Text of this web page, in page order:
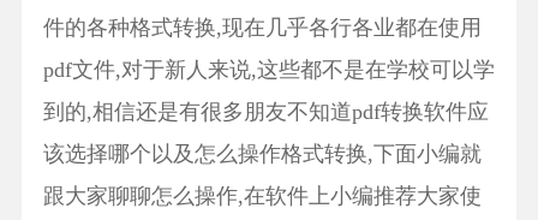
件的各种格式转换,现在几乎各行各业都在使用
pdf文件,对于新人来说,这些都不是在学校可以学
到的,相信还是有很多朋友不知道pdf转换软件应
该选择哪个以及怎么操作格式转换,下面小编就
跟大家聊聊怎么操作,在软件上小编推荐大家使